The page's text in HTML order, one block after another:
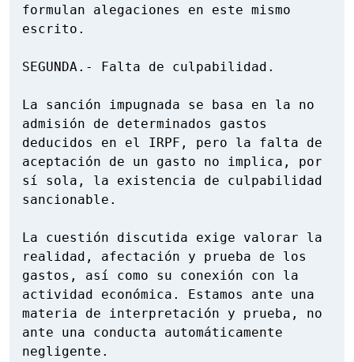
formulan alegaciones en este mismo
escrito.
SEGUNDA.- Falta de culpabilidad.
La sanción impugnada se basa en la no
admisión de determinados gastos
deducidos en el IRPF, pero la falta de
aceptación de un gasto no implica, por
sí sola, la existencia de culpabilidad
sancionable.
La cuestión discutida exige valorar la
realidad, afectación y prueba de los
gastos, así como su conexión con la
actividad económica. Estamos ante una
materia de interpretación y prueba, no
ante una conducta automáticamente
negligente.